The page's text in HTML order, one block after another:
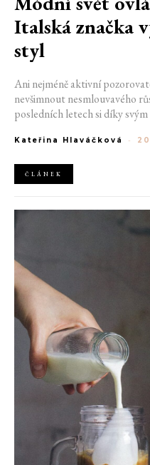
Italská značka
styl
Ani nejméně aktivní
nevšimnout nesmlouvavého
posledních letech si díky
Seznamte se s Miu Miu girl.
Kateřina Hlaváčková -
ČLÁNEK